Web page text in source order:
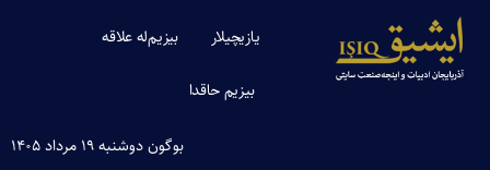
یازیچیلار بیزیم‌له علاقه
بیزیم حاقدا
بوگون دوشنبه ۱۹ مرداد ۱۴۰۵